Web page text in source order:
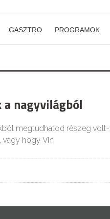
GASZTRO PROGRAMOK
nagyvilágból
megtudhatod részeg
vagy hogy Vin